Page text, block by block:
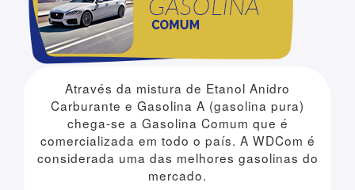
Através da mistura de Etanol Anidro
Carburante e Gasolina A (gasolina pura)
chega-se a Gasolina Comum que é
comercializada em todo o país. A WDCom é
considerada uma das melhores gasolinas do
mercado.